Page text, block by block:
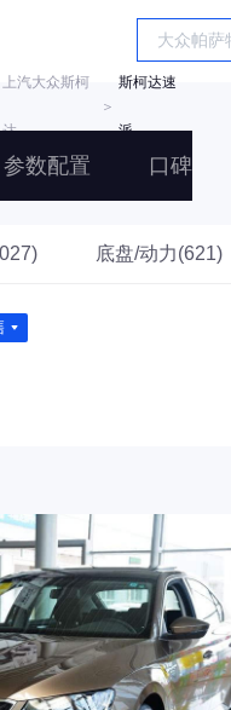
上汽大众斯柯
达
＞
斯柯达速
派
参数配置 口碑
底盘/动力(621)